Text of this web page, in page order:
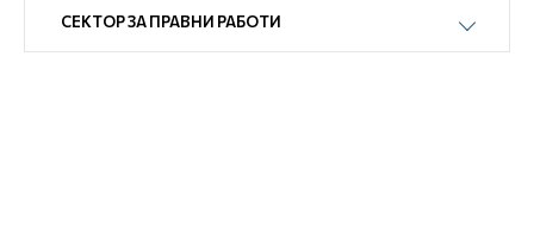
СЕКТОР ЗА ПРАВНИ РАБОТИ